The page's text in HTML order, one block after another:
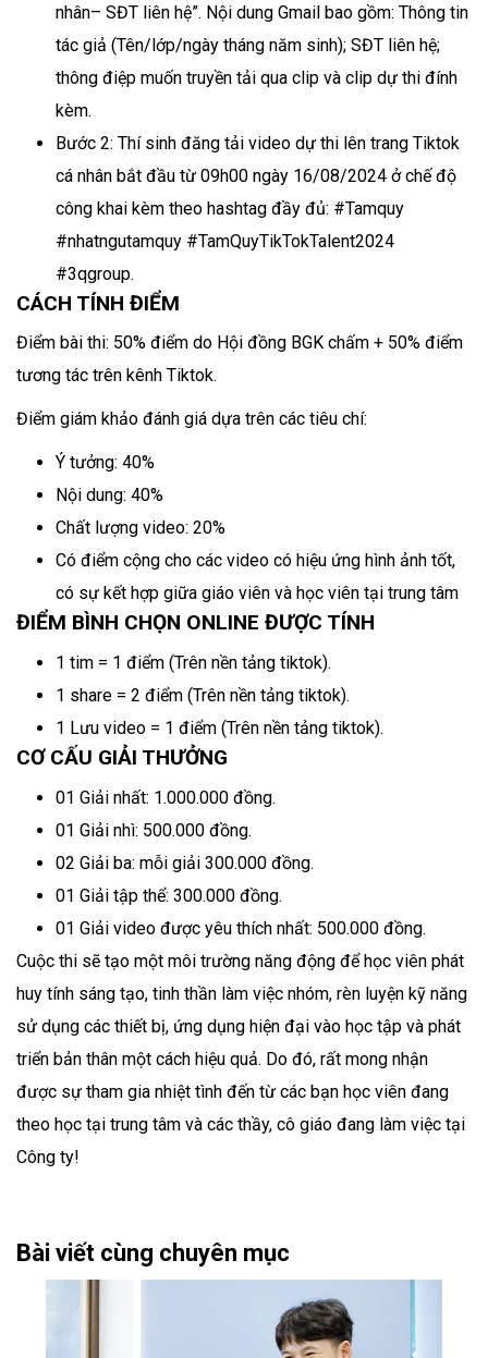
nhân– SĐT liên hệ”. Nội dung Gmail bao gồm: Thông tin
tác giả (Tên/lớp/ngày tháng năm sinh); SĐT liên hệ;
thông điệp muốn truyền tải qua clip và clip dự thi đính
kèm.
Bước 2: Thí sinh đăng tải video dự thi lên trang Tiktok
cá nhân bắt đầu từ 09h00 ngày 16/08/2024 ở chế độ
công khai kèm theo hashtag đầy đủ: #Tamquy
#nhatngutamquy #TamQuyTikTokTalent2024
#3qgroup.
CÁCH TÍNH ĐIỂM
Điểm bài thi: 50% điểm do Hội đồng BGK chấm + 50% điểm
tương tác trên kênh Tiktok.
Điểm giám khảo đánh giá dựa trên các tiêu chí:
Ý tưởng: 40%
Nội dung: 40%
Chất lượng video: 20%
Có điểm cộng cho các video có hiệu ứng hình ảnh tốt,
có sự kết hợp giữa giáo viên và học viên tại trung tâm
ĐIỂM BÌNH CHỌN ONLINE ĐƯỢC TÍNH
1 tim = 1 điểm (Trên nền tảng tiktok).
1 share = 2 điểm (Trên nền tảng tiktok).
1 Lưu video = 1 điểm (Trên nền tảng tiktok).
CƠ CẤU GIẢI THƯỞNG
01 Giải nhất: 1.000.000 đồng.
01 Giải nhì: 500.000 đồng.
02 Giải ba: mỗi giải 300.000 đồng.
01 Giải tập thể: 300.000 đồng.
01 Giải video được yêu thích nhất: 500.000 đồng.
Cuộc thi sẽ tạo một môi trường năng động để học viên phát
huy tính sáng tạo, tinh thần làm việc nhóm, rèn luyện kỹ năng
sử dụng các thiết bị, ứng dụng hiện đại vào học tập và phát
triển bản thân một cách hiệu quả. Do đó, rất mong nhận
được sự tham gia nhiệt tình đến từ các bạn học viên đang
theo học tại trung tâm và các thầy, cô giáo đang làm việc tại
Công ty!
Bài viết cùng chuyên mục